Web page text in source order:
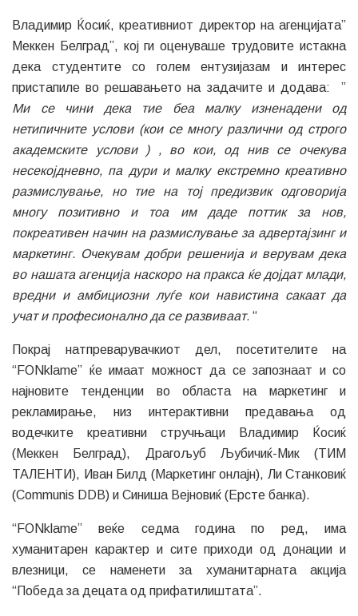
Владимир Ќосиќ, креативниот директор на агенцијата”
Меккен Белград”, кој ги оценуваше трудовите истакна
дека студентите со голем ентузијазам и интерес
пристапиле во решавањето на задачите и додава: ”
Ми се чини дека тие беа малку изненадени од
нетипичните услови (кои се многу различни од строго
академските услови ) , во кои, од нив се очекува
несекојдневно, па дури и малку екстремно креативно
размислување, но тие на тој предизвик одговорија
многу позитивно и тоа им даде поттик за нов,
покреативен начин на размислување за адвертајзинг и
маркетинг. Очекувам добри решенија и верувам дека
во нашата агенција наскоро на пракса ќе дојдат млади,
вредни и амбициозни луѓе кои навистина сакаат да
учат и професионално да се развиваат. “
Покрај натпреварувачкиот дел, посетителите на
“FONklame” ќе имаат можност да се запознаат и со
најновите тенденции во областа на маркетинг и
рекламирање, низ интерактивни предавања од
водечките креативни стручњаци Владимир Ќосиќ
(Меккен Белград), Драгољуб Љубичиќ-Мик (ТИМ
ТАЛЕНТИ), Иван Билд (Маркетинг онлајн), Ли Станковиќ
(Communis DDB) и Синиша Вејновиќ (Ерсте банка).
“FONklame” веќе седма година по ред, има
хуманитарен карактер и сите приходи од донации и
влезници, се наменети за хуманитарната акција
“Победа за децата од прифатилиштата”.